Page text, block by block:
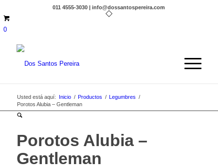
011 4555-3030 | info@dossantospereira.com
0
Usted está aquí: Inicio / Productos / Legumbres /
Porotos Alubia – Gentleman
Porotos Alubia –
Gentleman